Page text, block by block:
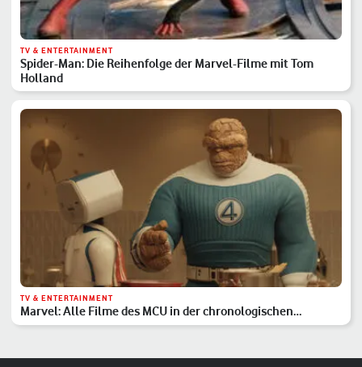
TV & ENTERTAINMENT
Spider-Man: Die Reihenfolge der Marvel-Filme mit Tom
Holland
TV & ENTERTAINMENT
Marvel: Alle Filme des MCU in der chronologischen
Reihenfolge